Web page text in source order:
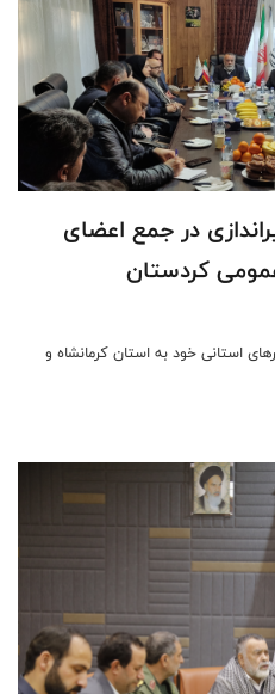
در جمع اعضای
کردستان
استانی خود به استان کرمانشاه و